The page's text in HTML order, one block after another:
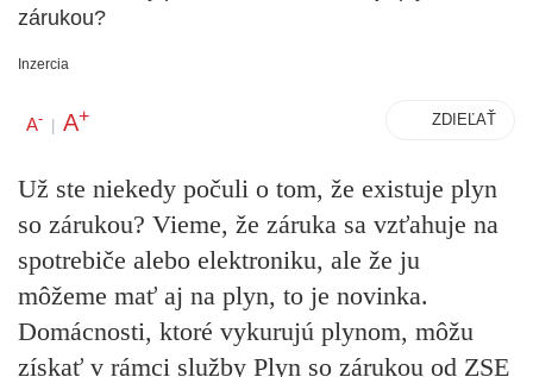
zárukou?
Inzercia
A- | A+ ZDIEĽAŤ
Už ste niekedy počuli o tom, že existuje plyn
so zárukou? Vieme, že záruka sa vzťahuje na
spotrebiče alebo elektroniku, ale že ju
môžeme mať aj na plyn, to je novinka.
Domácnosti, ktoré vykurujú plynom, môžu
získať v rámci služby Plyn so zárukou od ZSE